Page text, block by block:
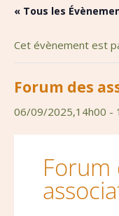
« Tous les
Cet évènement est
Forum des
06/09/2025,14h00 -
Forum